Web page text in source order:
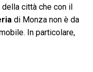
città che con il
di Monza non è da
In particolare,